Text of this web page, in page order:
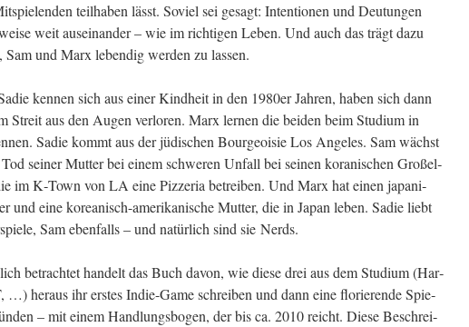
teil­ha­ben lässt. Soviel sei gesagt: Inten­tio­nen und Deu­tun­gen
weit aus­ein­an­der – wie im rich­ti­gen Leben. Und auch das trägt dazu
Sam und Marx leben­dig wer­den zu lassen.
ken­nen sich aus einer Kind­heit in den 1980er Jah­ren, haben sich dann
Streit aus den Augen ver­lo­ren. Marx ler­nen die bei­den beim Stu­di­um in
Sadie kommt aus der jüdi­schen Bour­geoi­sie Los Ange­les. Sam wächst
sei­ner Mut­ter bei einem schwe­ren Unfall bei sei­nen kora­ni­schen Groß­el­
im K‑Town von LA eine Piz­ze­ria betrei­ben. Und Marx hat einen japa­ni­
und eine korea­nisch-ame­ri­ka­ni­sche Mut­ter, die in Japan leben. Sadie liebt
Sam eben­falls – und natür­lich sind sie Nerds.
betrach­tet han­delt das Buch davon, wie die­se drei aus dem Stu­di­um (Har­
…) her­aus ihr ers­tes Indie-Game schrei­ben und dann eine flo­rie­ren­de Spie­
– mit einem Hand­lungs­bo­gen, der bis ca. 2010 reicht. Die­se Beschrei­